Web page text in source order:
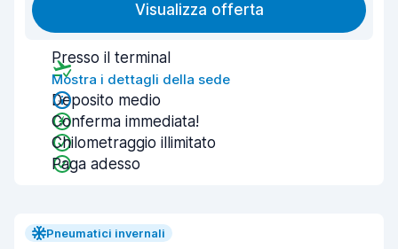
Visualizza offerta
Presso il terminal
Mostra i dettagli della sede
Deposito medio
Conferma immediata!
Chilometraggio illimitato
Paga adesso
Pneumatici invernali